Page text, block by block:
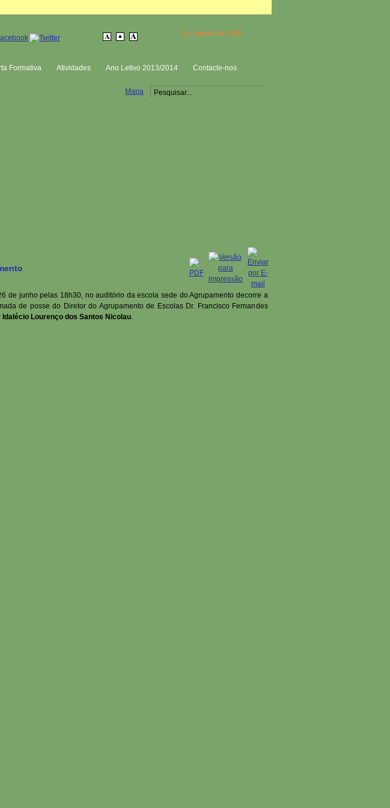
5 de Agosto de 2026
Formativa Atividades Ano Letivo 2013/2014 Contacte-nos
Mapa
de junho pelas 18h30, no auditório da escola sede do Agrupamento decorre a
de posse do Diretor do Agrupamento de Escolas Dr. Francisco Fernandes
Idalécio Lourenço dos Santos Nicolau.